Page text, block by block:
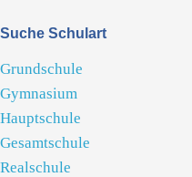
Suche Schulart
Grundschule
Gymnasium
Hauptschule
Gesamtschule
Realschule